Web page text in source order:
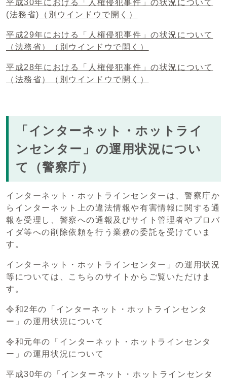
平成30年における「人権侵犯事件」の状況について
(法務省)
（別ウインドウで開く）
平成29年における「人権侵犯事件」の状況について
（法務省）
（別ウインドウで開く）
平成28年における「人権侵犯事件」の状況について
（法務省）
（別ウインドウで開く）
「インターネット・ホットライ
ンセンター」の運用状況につい
て（警察庁）
インターネット・ホットラインセンターは、警察庁か
らインターネット上の違法情報や有害情報に関する通
報を受理し、警察への通報及びサイト管理者やプロバ
イダ等への削除依頼を行う業務の委託を受けていま
す。
インターネット・ホットラインセンター」の運用状況
等については、こちらのサイトからご覧いただけま
す。
令和2年の「インターネット・ホットラインセンタ
ー」の運用状況について
令和元年の「インターネット・ホットラインセンタ
ー」の運用状況について
平成30年の「インターネット・ホットラインセンタ